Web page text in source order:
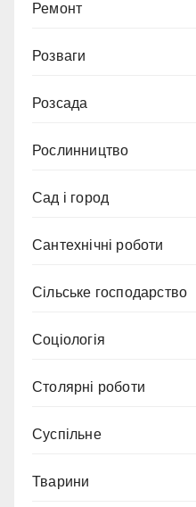
Ремонт
Розваги
Розсада
Рослинництво
Сад і город
Сантехнічні роботи
Сільське господарство
Соціологія
Столярні роботи
Суспільне
Тварини